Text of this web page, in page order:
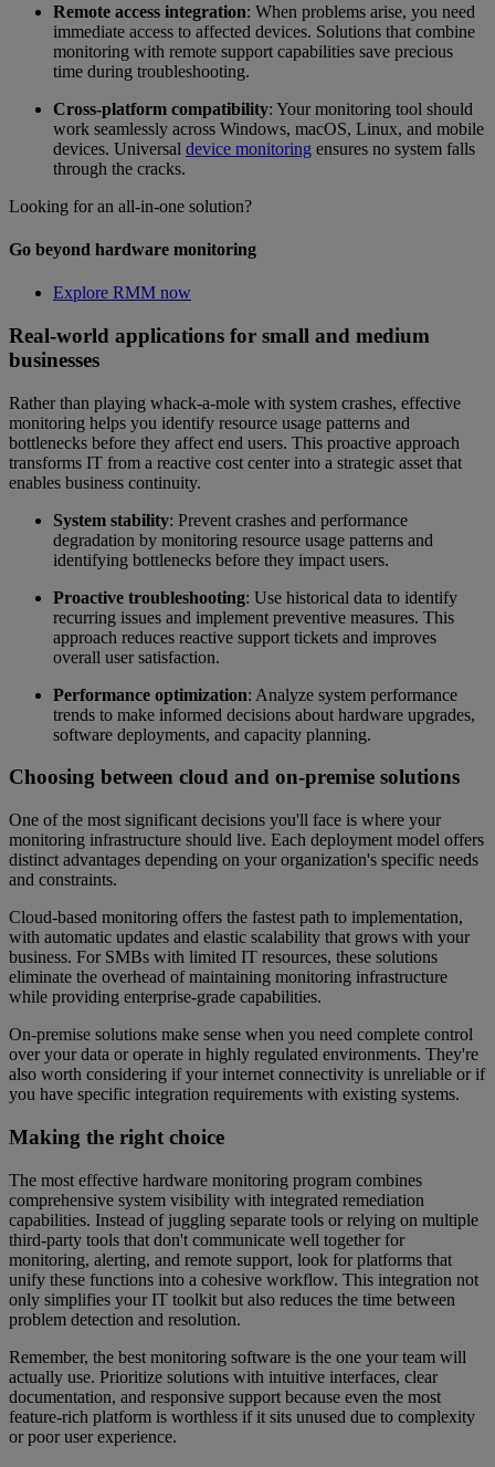
Remote access integration: When problems arise, you need
immediate access to affected devices. Solutions that combine
monitoring with remote support capabilities save precious
time during troubleshooting.
Cross-platform compatibility: Your monitoring tool should
work seamlessly across Windows, macOS, Linux, and mobile
devices. Universal device monitoring ensures no system falls
through the cracks.
Looking for an all-in-one solution?
Go beyond hardware monitoring
Explore RMM now
Real-world applications for small and medium
businesses
Rather than playing whack-a-mole with system crashes, effective
monitoring helps you identify resource usage patterns and
bottlenecks before they affect end users. This proactive approach
transforms IT from a reactive cost center into a strategic asset that
enables business continuity.
System stability: Prevent crashes and performance
degradation by monitoring resource usage patterns and
identifying bottlenecks before they impact users.
Proactive troubleshooting: Use historical data to identify
recurring issues and implement preventive measures. This
approach reduces reactive support tickets and improves
overall user satisfaction.
Performance optimization: Analyze system performance
trends to make informed decisions about hardware upgrades,
software deployments, and capacity planning.
Choosing between cloud and on-premise solutions
One of the most significant decisions you'll face is where your
monitoring infrastructure should live. Each deployment model offers
distinct advantages depending on your organization's specific needs
and constraints.
Cloud-based monitoring offers the fastest path to implementation,
with automatic updates and elastic scalability that grows with your
business. For SMBs with limited IT resources, these solutions
eliminate the overhead of maintaining monitoring infrastructure
while providing enterprise-grade capabilities.
On-premise solutions make sense when you need complete control
over your data or operate in highly regulated environments. They're
also worth considering if your internet connectivity is unreliable or if
you have specific integration requirements with existing systems.
Making the right choice
The most effective hardware monitoring program combines
comprehensive system visibility with integrated remediation
capabilities. Instead of juggling separate tools or relying on multiple
third-party tools that don't communicate well together for
monitoring, alerting, and remote support, look for platforms that
unify these functions into a cohesive workflow. This integration not
only simplifies your IT toolkit but also reduces the time between
problem detection and resolution.
Remember, the best monitoring software is the one your team will
actually use. Prioritize solutions with intuitive interfaces, clear
documentation, and responsive support because even the most
feature-rich platform is worthless if it sits unused due to complexity
or poor user experience.